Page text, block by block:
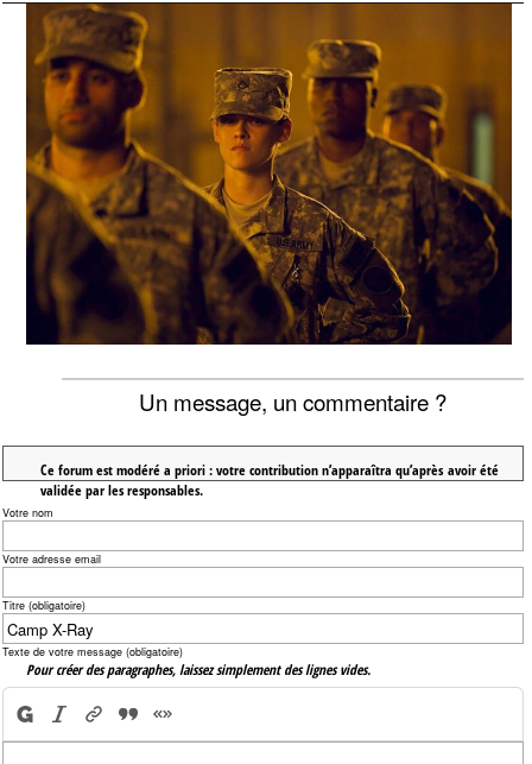
Un message, un commentaire ?
Ce forum est modéré a priori : votre contribution n’apparaîtra qu’après avoir été
validée par les responsables.
Votre nom
Votre adresse email
Titre (obligatoire)
Texte de votre message (obligatoire)
Pour créer des paragraphes, laissez simplement des lignes vides.